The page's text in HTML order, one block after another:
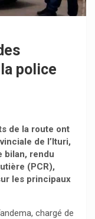
police
de la route ont
de l’Ituri,
bilan, rendu
(PCR),
les principaux
chargé de